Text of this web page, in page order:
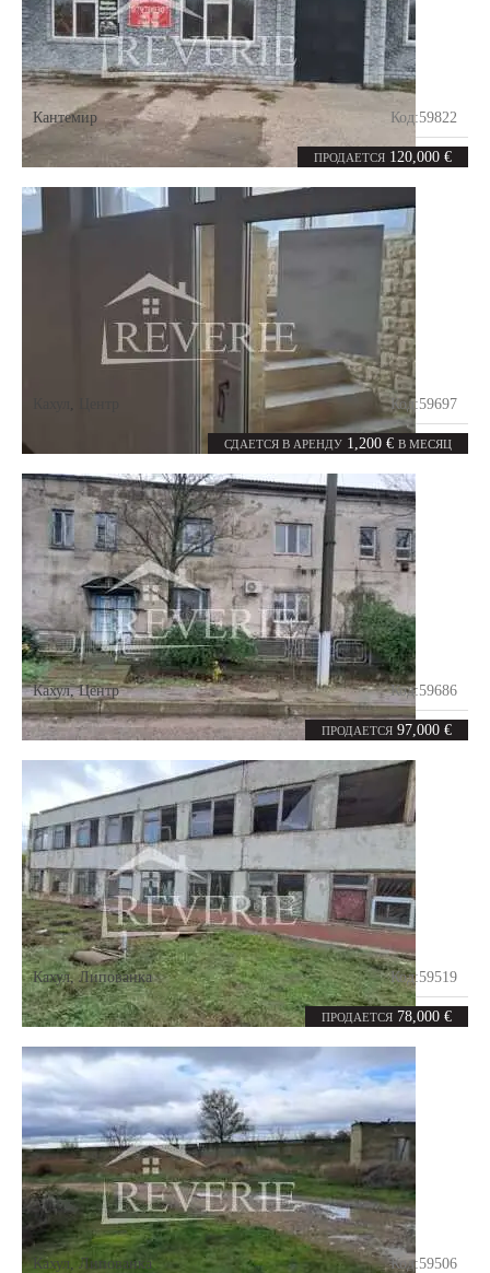
ПРОДАЕТСЯ 120,000 €
Кантемир Код:59822
5 комнат 120 m²
СДАЕТСЯ В АРЕНДУ 1,200 € В МЕСЯЦ
Код:59697
комнаты 200m²
ПРОДАЕТСЯ 97,000 €
Кахул,Центр Код:59686
6комнат 219m²
ПРОДАЕТСЯ 78,000 €
Кахул,Липованка Код:59519
0комнат 367m²
Кахул Липованка Код:59506